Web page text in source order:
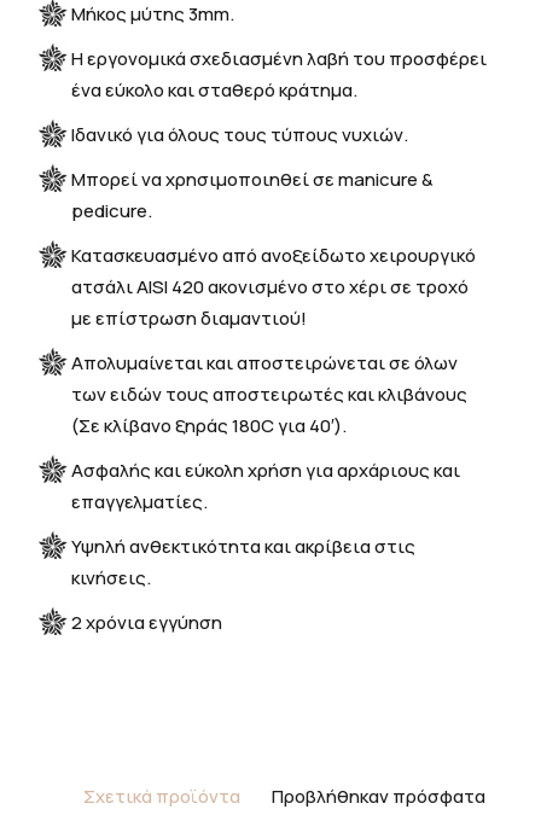
Μήκος μύτης 3mm.
H εργονομικά σχεδιασμένη λαβή του προσφέρει
ένα εύκολο και σταθερό κράτημα.
Ιδανικό για όλους τους τύπους νυχιών.
Μπορεί να χρησιμοποιηθεί σε manicure &
pedicure.
Κατασκευασμένο από ανοξείδωτο χειρουργικό
ατσάλι AISI 420 ακονισμένο στο χέρι σε τροχό
με επίστρωση διαμαντιού!
Απολυμαίνεται και αποστειρώνεται σε όλων
των ειδών τους αποστειρωτές και κλιβάνους
(Σε κλίβανο ξηράς 180C για 40′).
Ασφαλής και εύκολη χρήση για αρχάριους και
επαγγελματίες.
Υψηλή ανθεκτικότητα και ακρίβεια στις
κινήσεις.
2 χρόνια εγγύηση
Σχετικά προϊόντα Προβλήθηκαν πρόσφατα